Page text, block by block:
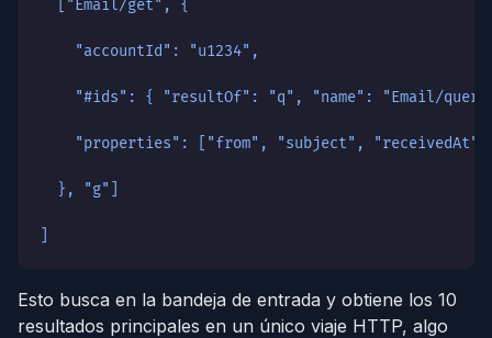
  ["Email/get", {
    "accountId": "u1234",
"#ids": { "resultOf": "q", "name": "Email/
"properties": ["from", "subject",
  }, "g"]
Esto busca en la bandeja de entrada y obtiene los 10
resultados principales en un único viaje HTTP, algo